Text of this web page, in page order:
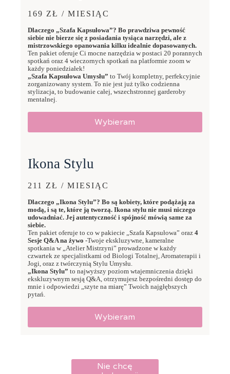
169 ZŁ / MIESIĄC
Dlaczego „Szafa Kapsułowa”? Bo prawdziwa pewność
siebie nie bierze się z posiadania tysiąca narzędzi, ale z
mistrzowskiego opanowania kilku idealnie dopasowanych.
Ten pakiet oferuje Ci mocne narzędzia w postaci 20 porannych
spotkań oraz 4 wieczornych spotkań na platformie zoom w
każdy poniedziałek!
„Szafa Kapsułowa Umysłu” to Twój kompletny, perfekcyjnie
zorganizowany system. To nie jest już tylko codzienna
stylizacja, to budowanie całej, wszechstronnej garderoby
mentalnej.
Wybieram
Ikona Stylu
211 ZŁ / MIESIĄC
Dlaczego „Ikona Stylu”? Bo są kobiety, które podążają za
modą, i są te, które ją tworzą. Ikona stylu nie musi niczego
udowadniać. Jej autentyczność i spójność mówią same za
siebie.
Ten pakiet oferuje to co w pakiecie „Szafa Kapsułowa” oraz 4
Sesje Q&A na żywo -Twoje ekskluzywne, kameralne
spotkania w „Atelier Mistrzyni” prowadzone w każdy
czwartek ze specjalistkami od Biologi Totalnej, Aromaterapii i
Jogi, oraz z twórczynią Stylu Umysłu.
„Ikona Stylu” to najwyższy poziom wtajemniczenia dzięki
ekskluzywnym sesją Q&A, otrzymujesz bezpośredni dostęp do
mnie i odpowiedzi „szyte na miarę” Twoich najgłębszych
pytań.
Wybieram
Nie chcę